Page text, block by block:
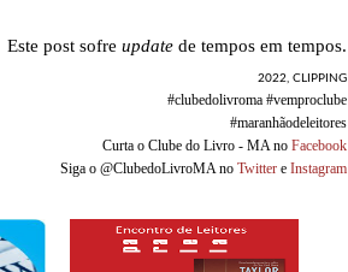
Este post sofre update de tempos em tempos.
2022 CLIPPING
#clubedolivroma #vemproclube
#maranhãodeleitores
Curta o Clube do Livro - MA no Facebook
Siga o @ClubedoLivroMA no Twitter e Instagram